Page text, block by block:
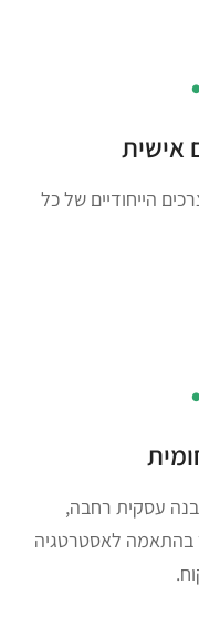
אישית
הייחודיים של כל
עסקית רחבה,
בהתאמה לאסטרטגיה